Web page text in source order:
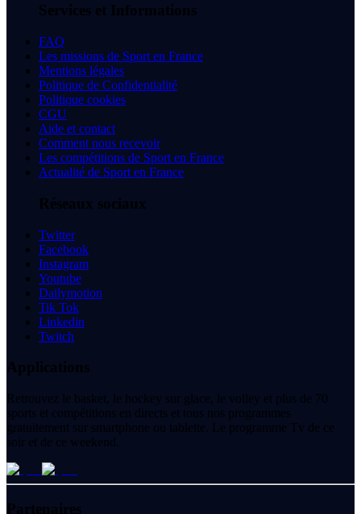
Services et Informations
FAQ
Les missions de Sport en France
Mentions légales
Politique de Confidentialité
Politique cookies
CGU
Aide et contact
Comment nous recevoir
Les compétitions de Sport en France
Actualité de Sport en France
Réseaux sociaux
Twitter
Facebook
Instagram
Youtube
Dailymotion
Tik Tok
Linkedin
Twitch
Applications
Retrouvez le basket, le hockey sur glace, le volley et plus de 70
sports et compétitions en directs et tous nos programmes
gratuitement sur smartphone ou tablette. Le programme Tv de ce
soir et de ce weekend.
Partenaires